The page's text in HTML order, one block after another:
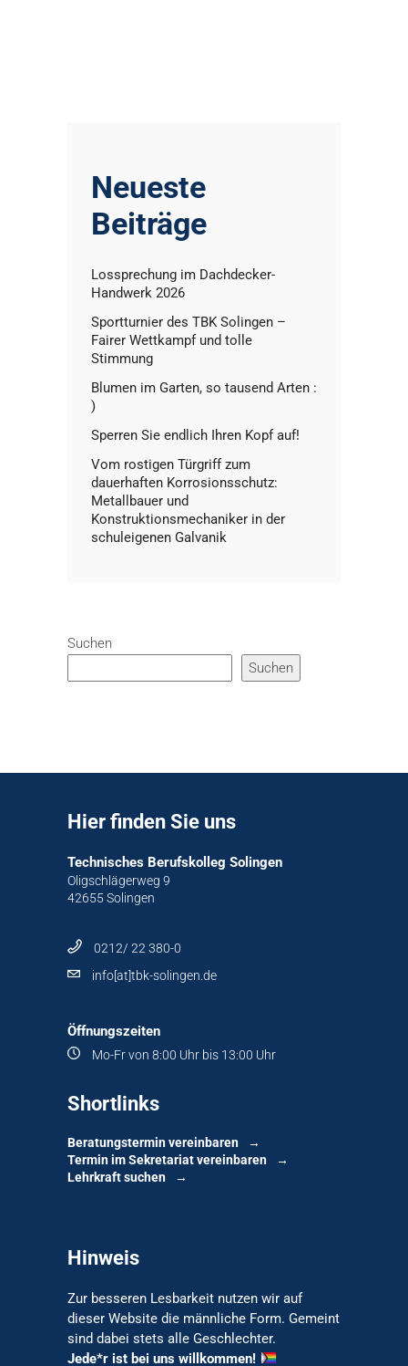
Neueste
Beiträge
Lossprechung im Dachdecker-
Handwerk 2026
Sportturnier des TBK Solingen –
Fairer Wettkampf und tolle
Stimmung
Blumen im Garten, so tausend Arten :
)
Sperren Sie endlich Ihren Kopf auf!
Vom rostigen Türgriff zum
dauerhaften Korrosionsschutz:
Metallbauer und
Konstruktionsmechaniker in der
schuleigenen Galvanik
Suchen
Suchen
Hier finden Sie uns
Technisches Berufskolleg Solingen
Oligschlägerweg 9
42655 Solingen
0212/ 22 380-0
info[at]tbk-solingen.de
Öffnungszeiten
Mo-Fr von 8:00 Uhr bis 13:00 Uhr
Shortlinks
Beratungstermin vereinbaren
Termin im Sekretariat vereinbaren
Lehrkraft suchen
Hinweis
Zur besseren Lesbarkeit nutzen wir auf
dieser Website die männliche Form. Gemeint
sind dabei stets alle Geschlechter.
Jede*r ist bei uns willkommen!